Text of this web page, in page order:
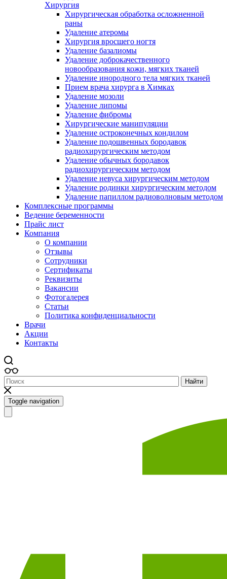
Хирургия
Хирургическая обработка осложненной
раны
Удаление атеромы
Хирургия вросшего ногтя
Удаление базалиомы
Удаление доброкачественного
новообразования кожи, мягких тканей
Удаление инородного тела мягких тканей
Прием врача хирурга в Химках
Удаление мозоли
Удаление липомы
Удаление фибромы
Хирургические манипуляции
Удаление остроконечных кондилом
Удаление подошвенных бородавок
радиохирургическим методом
Удаление обычных бородавок
радиохирургическим методом
Удаление невуса хирургическим методом
Удаление родинки хирургическим методом
Удаление папиллом радиоволновым методом
Комплексные программы
Ведение беременности
Прайс лист
Компания
О компании
Отзывы
Сотрудники
Сертификаты
Реквизиты
Вакансии
Фотогалерея
Статьи
Политика конфиденциальности
Врачи
Акции
Контакты
Найти
Toggle navigation